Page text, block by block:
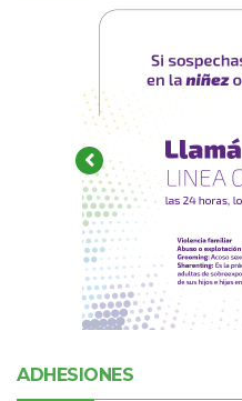
ADHESIONES